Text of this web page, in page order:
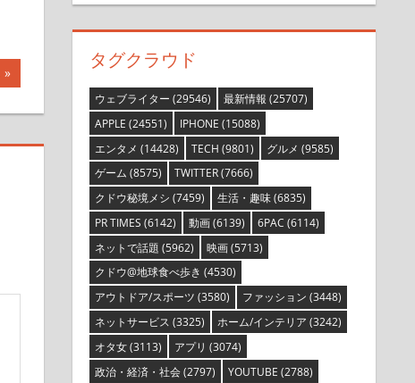
タグクラウド
ウェブライター (29546) 最新情報 (25707)
APPLE (24551) IPHONE (15088)
エンタメ (14428) TECH (9801) グルメ (9585)
ゲーム (8575) TWITTER(7666)
クドウ秘境メシ (7459) 生活・趣味(6835)
PR TIMES (6142) 動画(6139) 6PAC (6114)
ネットで話題 (5962) 映画(5713)
クドウ@地球食べ歩き (4530)
アウトドア/スポーツ (3580) ファッション (3448)
ネットサービス (3325) ホーム/インテリア (3242)
オタ女(3113) アプリ (3074)
政治・経済・社会(2797) YOUTUBE (2788)